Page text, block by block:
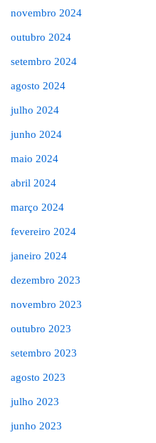
novembro 2024
outubro 2024
setembro 2024
agosto 2024
julho 2024
junho 2024
maio 2024
abril 2024
março 2024
fevereiro 2024
janeiro 2024
dezembro 2023
novembro 2023
outubro 2023
setembro 2023
agosto 2023
julho 2023
junho 2023